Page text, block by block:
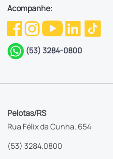
Acompanhe:
(53) 3284-0800
Pelotas/RS
Rua Félix da Cunha, 654
(53) 3284.0800